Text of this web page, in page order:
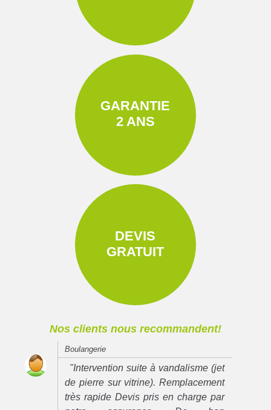
GARANTIE
2 ANS
DEVIS
GRATUIT
Nos clients nous recommandent!
Boulangerie
"Intervention suite à vandalisme (jet
de pierre sur vitrine). Remplacement
très rapide Devis pris en charge par